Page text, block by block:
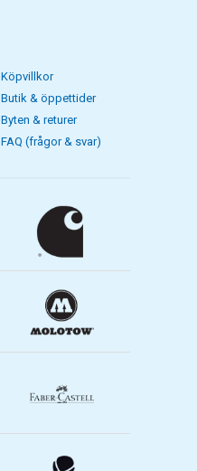
Köpvillkor
Butik & öppettider
Byten & returer
FAQ (frågor & svar)